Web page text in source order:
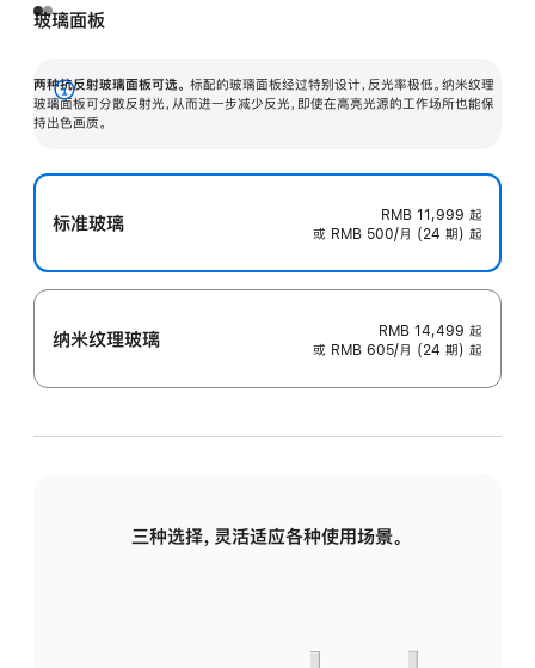
玻璃面板
两种抗反射玻璃面板可选。 标配的玻璃面板经过特别设计，反光率极低。纳米纹理
玻璃面板可分散反射光，从而进一步减少反光，即使在高亮光源的工作场所也能保
持出色画质。
展
开
标准玻璃 RMB 11,999 起
或 RMB 500/月 (24 期) 起
纳米纹理玻璃 RMB 14,499 起
或 RMB 605/月 (24 期) 起
三种选择，灵活适应各种使用场景。